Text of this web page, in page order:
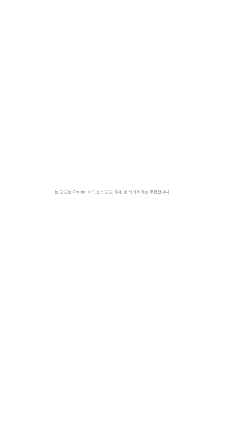
본 광고는 Google 애드센스 광고이며, 본 사이트와는 무관합니다.